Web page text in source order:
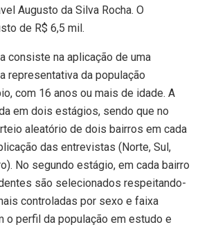
Augusto da Silva Rocha. O
de R$ 6,5 mil.
consiste na aplicação de uma
representativa da população
com 16 anos ou mais de idade. A
em dois estágios, sendo que no
aleatório de dois bairros em cada
das entrevistas (Norte, Sul,
No segundo estágio, em cada bairro
são selecionados respeitando-
controladas por sexo e faixa
o perfil da população em estudo e